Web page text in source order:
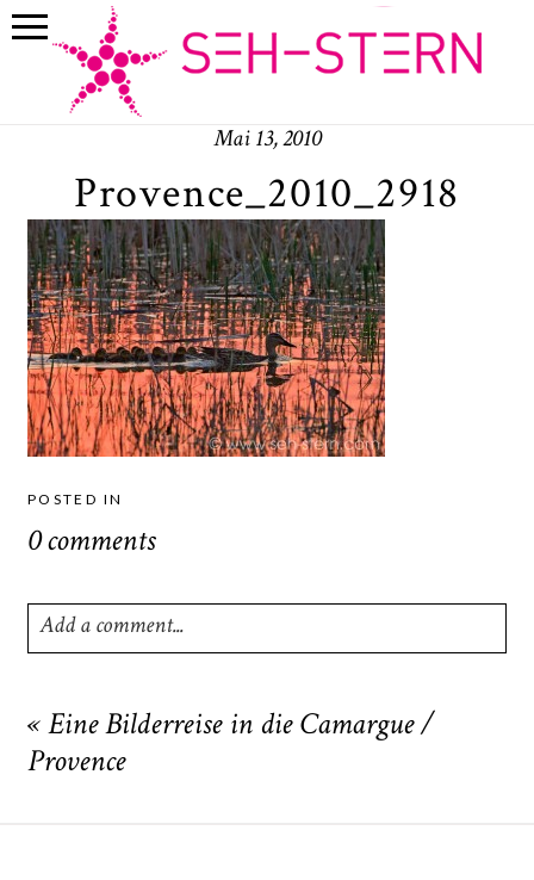
Mai 13, 2010
Provence_2010_2918
POSTED IN
0 comments
Add a comment...
are marked *
« Eine Bilderreise in die Camargue /
Provence